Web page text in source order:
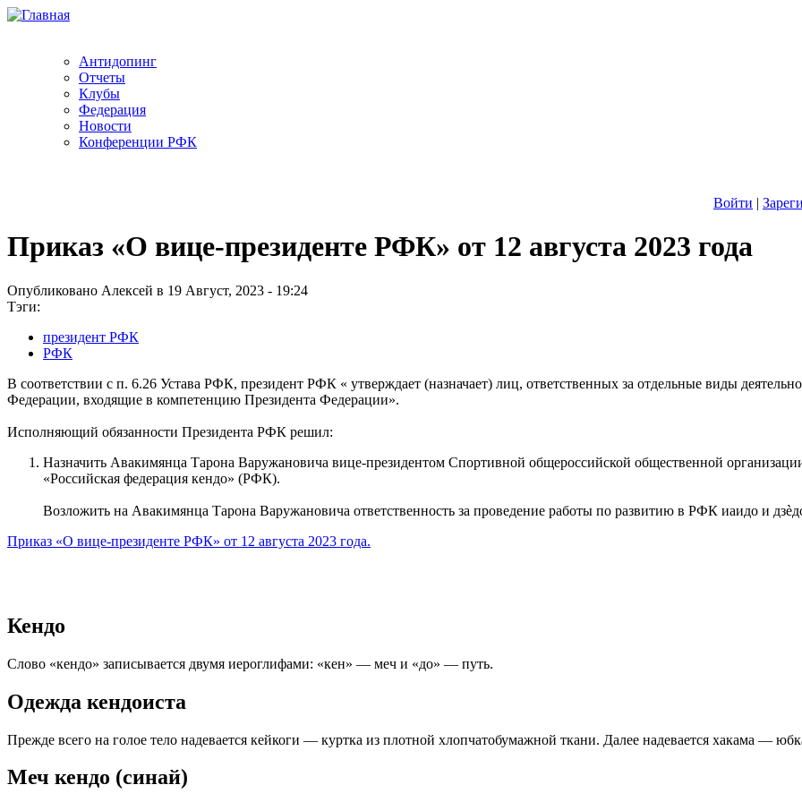
Антидопинг
Отчеты
Клубы
Федерация
Новости
Конференции РФК
Войти |
Приказ «О вице-президенте РФК» от 12 августа 2023 года
Опубликовано Алексей в 19 Август, 2023 - 19:24
Тэги:
президент РФК
РФК
В соответствии с п. 6.26 Устава РФК, президент РФК « утверждает (назначает) лиц, ответственных за отдельные виды
Федерации, входящие в компетенцию Президента Федерации».
Исполняющий обязанности Президента РФК решил:
Назначить Авакимянца Тарона Варужановича вице-президентом Спортивной общероссийской общественной
«Российская федерация кендо» (РФК).
Возложить на Авакимянца Тарона Варужановича ответственность за проведение работы по развитию в РФК иаидо и
Приказ «О вице-президенте РФК» от 12 августа 2023 года.
Кендо
Слово «кендо» записывается двумя иероглифами: «кен» — меч и «до» — путь.
Одежда кендоиста
Прежде всего на голое тело надевается кейкоги — куртка из плотной хлопчатобумажной ткани. Далее надевается хакама —
Меч кендо (синай)